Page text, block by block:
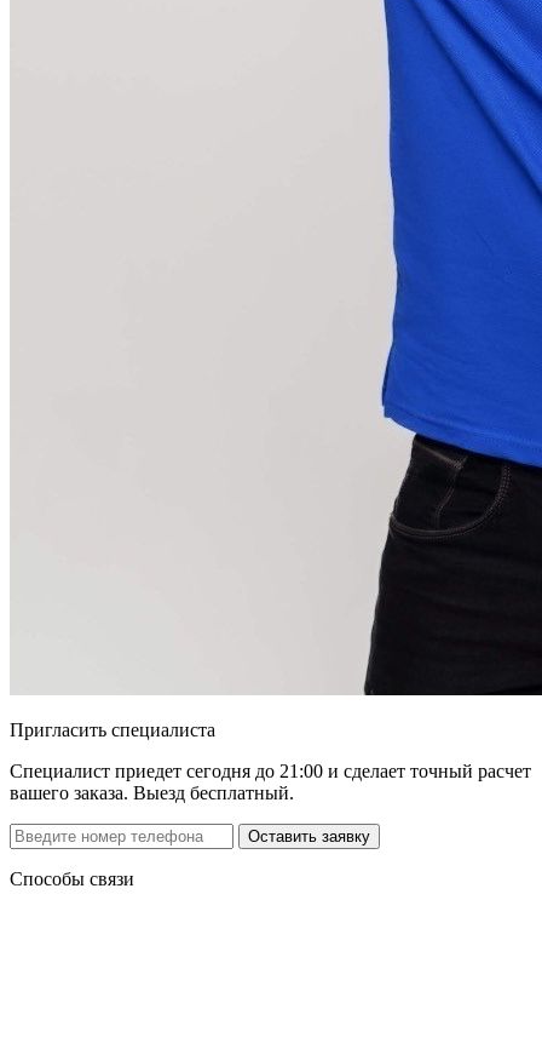
Пригласить специалиста
Специалист приедет сегодня до 21:00 и сделает точный расчет
вашего заказа. Выезд бесплатный.
Способы связи